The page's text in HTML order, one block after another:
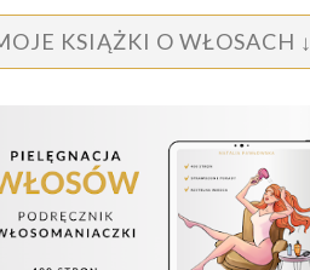
KSIĄŻKI O WŁOSACH ↓